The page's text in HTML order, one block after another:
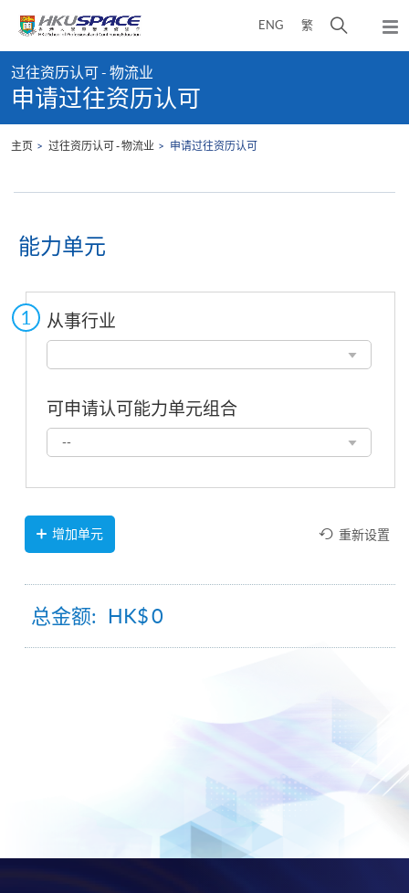
content
ENG 繁
开
弹
出
content
start
过往资历认可 - 物流业
申请过往资历认可
主页 过往资历认可 - 物流业 申请过往资历认可
能力单元
从事行业
从
事
业
可申请认可能力单元组合
可
申
认
能
力
元
合
--
增加单元 重新设置
总金额: HK$0